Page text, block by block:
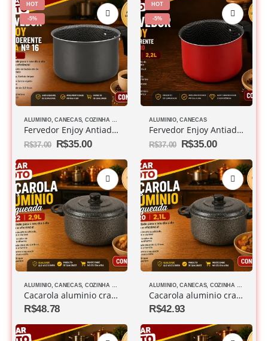
HOT
-5%
ALUMINIO,CANECAS, COZINHA DIVERSOS
Fervedor Enjoy Antiaderente Cinza Nº 16
R$37.00 R$35.00
HOT
-5%
ALUMINIO,CANECAS
Fervedor Enjoy Antiaderente Vermelho Nº 16
R$37.00 R$35.00
ALUMINIO,CANECAS, COZINHA DIVERSOS
Cacarola aluminio craqueada Nº 22 2,9L
R$48.78
ALUMINIO,CANECAS, COZINHA DIVERSOS
Cacarola aluminio craqueada Nº 20 2,1L
R$42.93